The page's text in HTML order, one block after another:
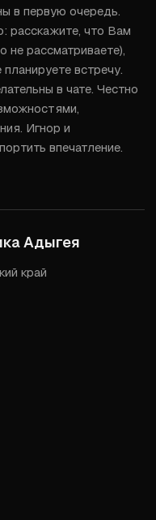
в первую очередь.
расскажите, что Вам
не рассматриваете),
встречу.
в чате. Честно
Игнор и
впечатление.
Адыгея
край